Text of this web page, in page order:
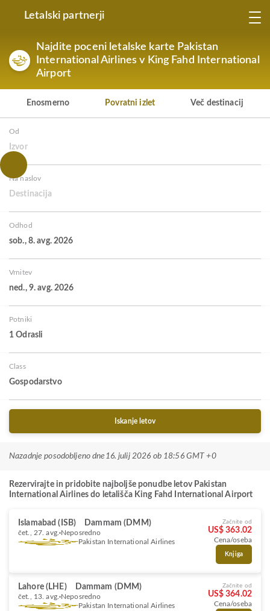
Letalski partnerji
Najdite poceni letalske karte Pakistan
International Airlines v King Fahd International
Airport
Enosmerno Povratni izlet Več destinacij
Od
Izvor
Na naslov
Destinacija
Odhod
sob., 8. avg. 2026
Vrnitev
ned., 9. avg. 2026
Potniki
1 Odrasli
Class
Gospodarstvo
Iskanje letov
Nazadnje posodobljeno dne 16. julij 2026 ob 18:56 GMT +0
Rezervirajte in pridobite najboljše ponudbe letov Pakistan
International Airlines do letališča King Fahd International Airport
Islamabad (ISB) Dammam (DMM)
čet., 27. avg. Neposredno
Pakistan International Airlines
Začnite od
US$ 363.02
Cena/oseba
Knjiga
Lahore (LHE) Dammam (DMM)
čet., 13. avg. Neposredno
Pakistan International Airlines
Začnite od
US$ 364.02
Cena/oseba